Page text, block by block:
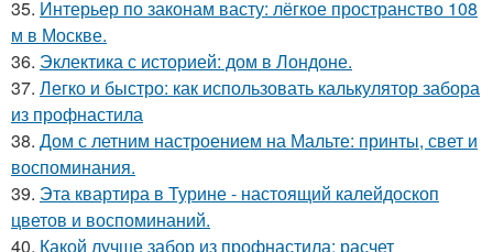
35. Интерьер по законам васту: лёгкое пространство 108
м в Москве.
36. Эклектика с историей: дом в Лондоне.
37. Легко и быстро: как использовать калькулятор забора
из профнастила
38. Дом с летним настроением на Мальте: принты, свет и
воспоминания.
39. Эта квартира в Турине - настоящий калейдоскоп
цветов и воспоминаний.
40. Какой лучше забор из профнастила: расчет